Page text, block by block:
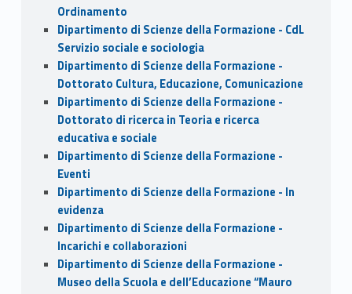
Ordinamento
Dipartimento di Scienze della Formazione - CdL
Servizio sociale e sociologia
Dipartimento di Scienze della Formazione -
Dottorato Cultura, Educazione, Comunicazione
Dipartimento di Scienze della Formazione -
Dottorato di ricerca in Teoria e ricerca
educativa e sociale
Dipartimento di Scienze della Formazione -
Eventi
Dipartimento di Scienze della Formazione - In
evidenza
Dipartimento di Scienze della Formazione -
Incarichi e collaborazioni
Dipartimento di Scienze della Formazione -
Museo della Scuola e dell’Educazione “Mauro